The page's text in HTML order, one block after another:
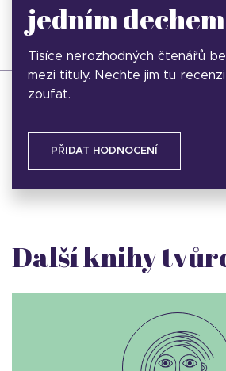
jedním
Tisíce nerozhodných čtenářů
mezi tituly. Nechte jim tu
zoufat.
PŘIDAT HODNOCENÍ
Další knihy